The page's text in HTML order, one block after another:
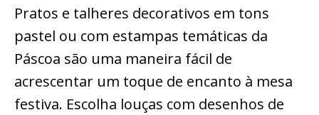
Pratos e talheres decorativos em tons
pastel ou com estampas temáticas da
Páscoa são uma maneira fácil de
acrescentar um toque de encanto à mesa
festiva. Escolha louças com desenhos de